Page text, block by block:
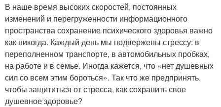
В наше время высоких скоростей, постоянных
изменений и перегруженности информационного
пространства сохранение психического здоровья важно
как никогда. Каждый день мы подвержены стрессу: в
переполненном транспорте, в автомобильных пробках,
на работе и в семье. Иногда кажется, что «нет душевных
сил со всем этим бороться». Так что же предпринять,
чтобы защититься от стресса, как сохранить свое
душевное здоровье?